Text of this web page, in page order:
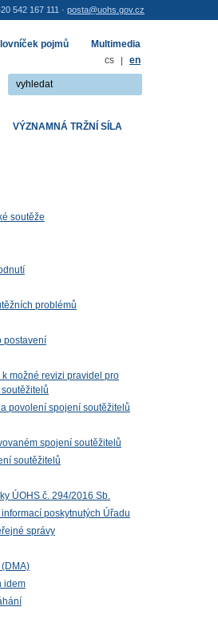
soutěže
problémů
postavení
možné revizi pravidel pro
povolení spojení soutěžitelů
spojení soutěžitelů
soutěžitelů
ÚOHS č. 294/2016 Sb.
poskytnutých Úřadu
správy
idem
VÝZNAMNÁ TRŽNÍ SÍLA
pojmů
Multimedia
cs
| en
542 167 111 · posta@uohs.gov.cz